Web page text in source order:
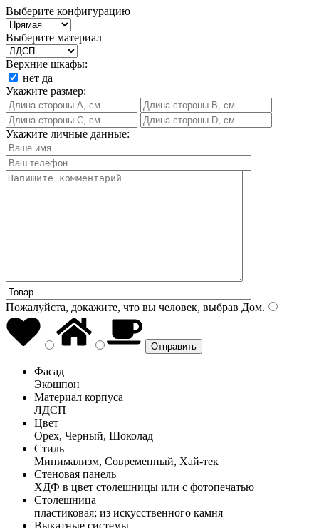
Выберите конфигурацию
Выберите материал
Верхние шкафы:
нет да
Укажите размер:
Укажите личные данные:
Пожалуйста, докажите, что вы человек, выбрав Дом.
Фасад
Экошпон
Материал корпуса
ЛДСП
Цвет
Орех, Черный, Шоколад
Стиль
Минимализм, Современный, Хай-тек
Стеновая панель
ХДФ в цвет столешницы или с фотопечатью
Столешница
пластиковая; из искусственного камня
Выкатные системы